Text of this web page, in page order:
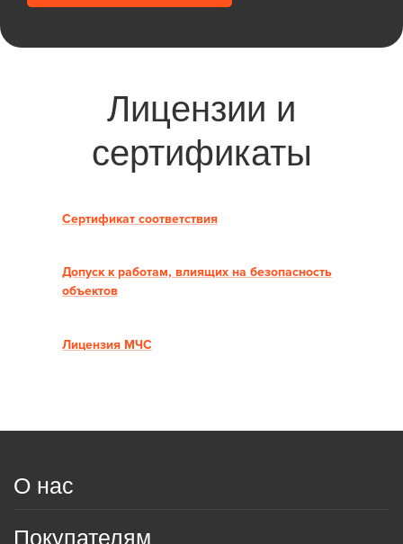
Лицензии и
сертификаты
Сертификат соответствия
Допуск к работам, влиящих на безопасность
объектов
Лицензия МЧС
О нас
Покупателям